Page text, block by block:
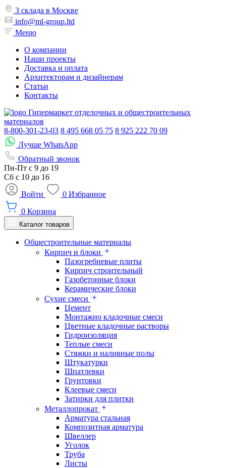
3 склада в Москве
info@ml-group.ltd
Меню
О компании
Наши проекты
Доставка и оплата
Архитекторам и дизайнерам
Статьи
Контакты
Гипермаркет отделочных и общестроительных
материалов
8-800-301-23-03 8 495 668 05 75 8 925 222 70 09
Лучше WhatsApp
Обратный звонок
Пн-Пт с 9 до 19
Сб с 10 до 16
Войти
0 Избранное
0 Корзина
Каталог товаров
Общестроительные материалы
Кирпич и блоки
Пазогребневые плиты
Кирпич строительный
Газобетонные блоки
Керамические блоки
Сухие смеси
Цемент
Монтажно кладочные смеси
Цветные кладочные растворы
Гидроизоляция
Теплые смеси
Стяжки и наливные полы
Штукатурки
Шпатлевки
Грунтовки
Клеевые смеси
Затирки для плитки
Металлопрокат
Арматура стальная
Композитная арматура
Швеллер
Уголок
Труба
Листы